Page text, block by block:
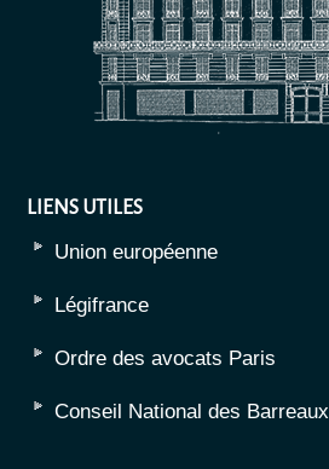
LIENS UTILES
Union européenne
Légifrance
Ordre des avocats Paris
Conseil National des Barreaux